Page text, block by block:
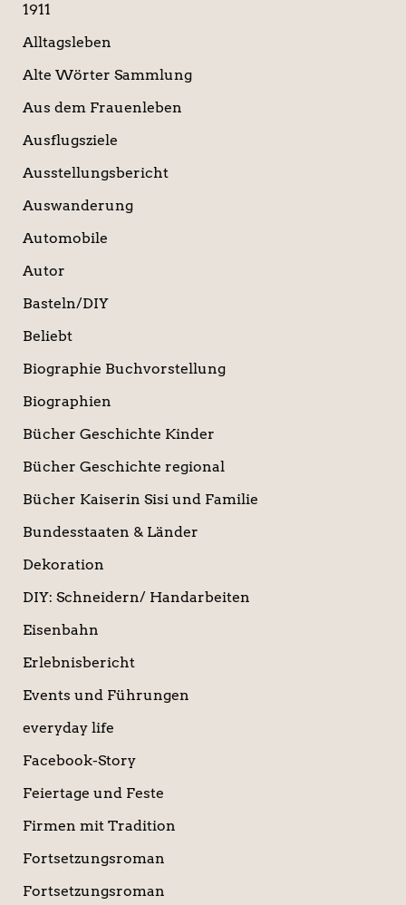
h
1911
Alltagsleben
Alte Wörter Sammlung
Aus dem Frauenleben
Ausflugsziele
Ausstellungsbericht
Auswanderung
Automobile
Autor
Basteln/DIY
Beliebt
Biographie Buchvorstellung
Biographien
Bücher Geschichte Kinder
Bücher Geschichte regional
Bücher Kaiserin Sisi und Familie
Bundesstaaten & Länder
Dekoration
DIY: Schneidern/ Handarbeiten
Eisenbahn
Erlebnisbericht
Events und Führungen
everyday life
Facebook-Story
Feiertage und Feste
Firmen mit Tradition
Fortsetzungsroman
Fortsetzungsroman